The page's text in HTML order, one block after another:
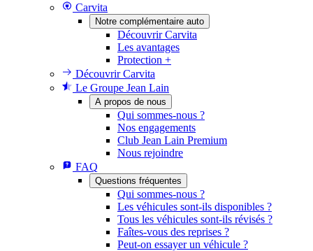
Carvita
Notre complémentaire auto
Découvrir Carvita
Les avantages
Protection +
Découvrir Carvita
Le Groupe Jean Lain
A propos de nous
Qui sommes-nous ?
Nos engagements
Club Jean Lain Premium
Nous rejoindre
FAQ
Questions fréquentes
Qui sommes-nous ?
Les véhicules sont-ils disponibles ?
Tous les véhicules sont-ils révisés ?
Faîtes-vous des reprises ?
Peut-on essayer un véhicule ?